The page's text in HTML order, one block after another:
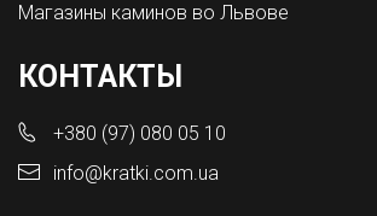
Магазины каминов во Львове
КОНТАКТЫ
+380 (97) 080 05 10
info@kratki.com.ua